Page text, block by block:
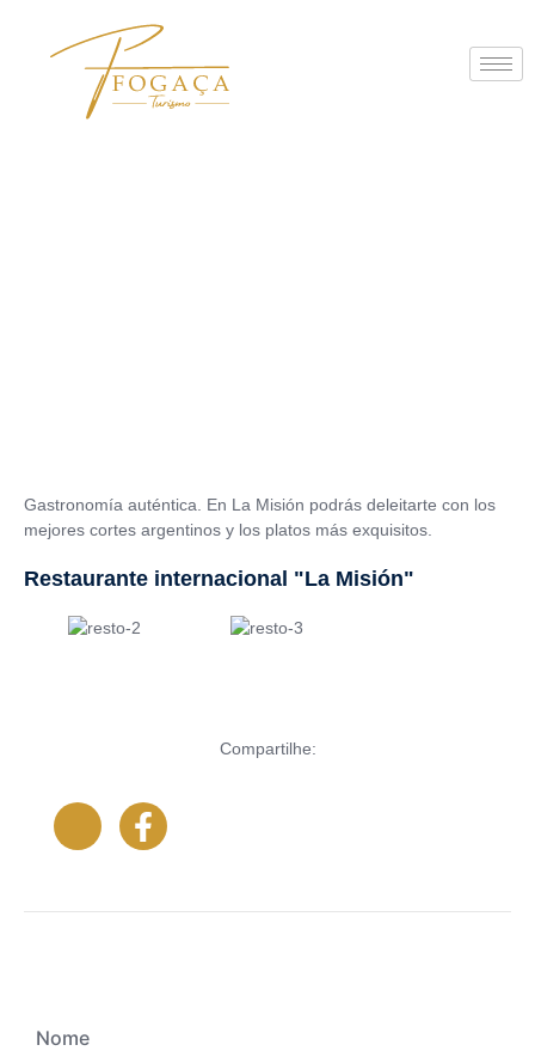
Gastronomía auténtica. En La Misión podrás deleitarte con los
mejores cortes argentinos y los platos más exquisitos.
Restaurante internacional "La Misión"
Compartilhe:
Nome